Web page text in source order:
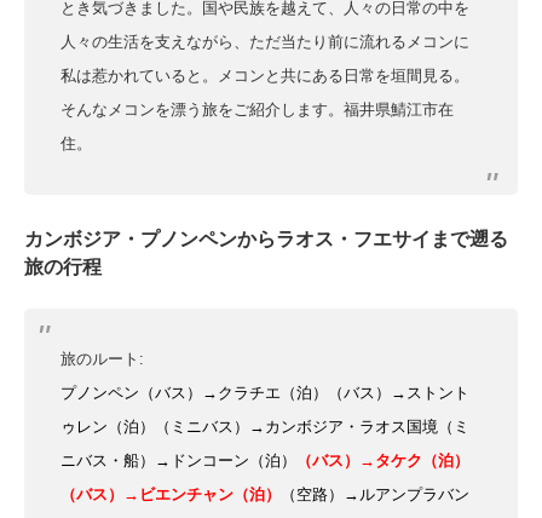
とき気づきました。国や民族を越えて、人々の日常の中を
人々の生活を支えながら、ただ当たり前に流れるメコンに
私は惹かれていると。メコンと共にある日常を垣間見る。
そんなメコンを漂う旅をご紹介します。福井県鯖江市在
住。
カンボジア・プノンペンからラオス・フエサイまで遡る
旅の行程
旅のルート:
プノンペン（バス）→クラチエ（泊）（バス）→ストント
ゥレン（泊）（ミニバス）→カンボジア・ラオス国境（ミ
ニバス・船）→ドンコーン（泊）
（バス）→タケク（泊）
（バス）→ビエンチャン（泊）
（空路）→ルアンプラバン